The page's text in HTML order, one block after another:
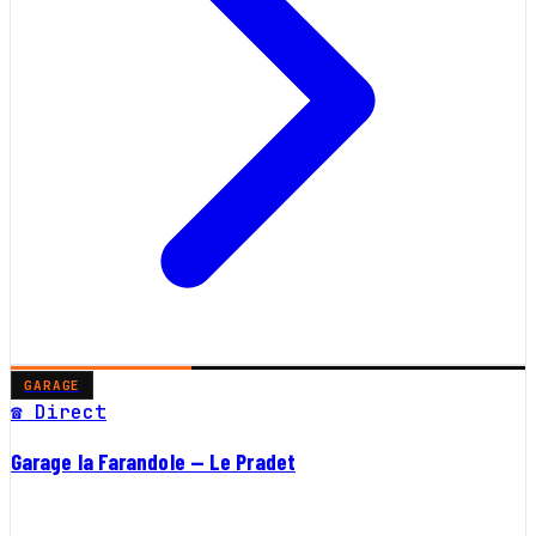
GARAGE
☎ Direct
Garage la Farandole — Le Pradet